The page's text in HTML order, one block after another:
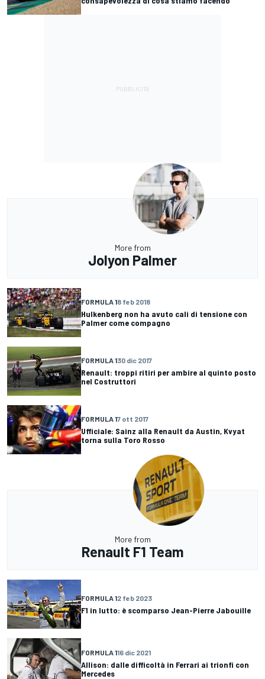
More from
Jolyon Palmer
FORMULA 18 feb 2018
Hulkenberg non ha avuto cali di tensione con
Palmer come compagno
FORMULA 130 dic 2017
Renault: troppi ritiri per ambire al quinto posto
nel Costruttori
FORMULA 17 ott 2017
Ufficiale: Sainz alla Renault da Austin, Kvyat
torna sulla Toro Rosso
More from
Renault F1 Team
FORMULA 12 feb 2023
F1 in lutto: è scomparso Jean-Pierre Jabouille
FORMULA 116 dic 2021
Allison: dalle difficoltà in Ferrari ai trionfi con
Mercedes